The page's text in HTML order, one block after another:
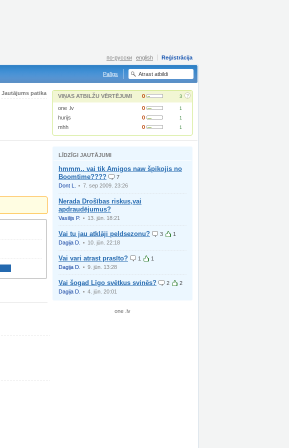
Reģistrācija
по-русски english
Palīgs
Jautājums patika VIŅAS ATBILŽU VĒRTĒJUMI 0 3 ?
one .lv 0 1
hurijs 0 1
mhh 0 1
LĪDZĪGI JAUTĀJUMI
hmmm.. vai tik Amigos naw špikojis no
Boomtime????
7
Dont L.
7. sep 2009. 23:26
Nerada Drošības riskus,vai
apdraudējumus?
Vasilijs P. 13. jūn. 18:21
Vai tu jau atklāji peldsezonu? 3
1
Dagija D.
10. jūn. 22:18
Vai vari atrast prasīto? 1
1
Dagija D.
9. jūn. 13:28
Vai šogad Līgo svētkus svinēs? 2
2
Dagija D.
4. jūn. 20:01
one .lv